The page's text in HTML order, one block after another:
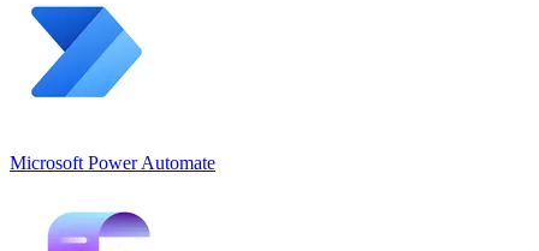
Microsoft Power Automate